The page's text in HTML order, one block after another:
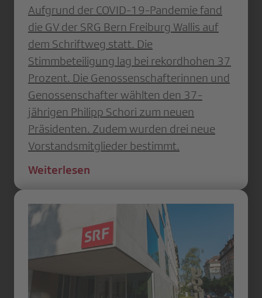
Aufgrund der COVID-19-Pandemie fand
die GV der SRG Bern Freiburg Wallis auf
dem Schriftweg statt. Die
Stimmbeteiligung lag bei rekordhohen 37
Prozent. Die Genossenschafterinnen und
Genossenschafter wählten den 37-
jährigen Philipp Schori zum neuen
Präsidenten. Zudem wurden drei neue
Vorstandsmitglieder bestimmt.
Weiterlesen